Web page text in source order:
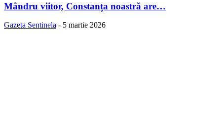
Mândru viitor, Constanța noastră are…
Gazeta Sentinela - 5 martie 2026